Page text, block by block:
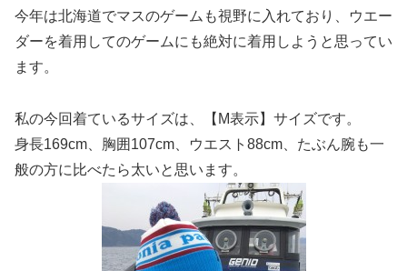
今年は北海道でマスのゲームも視野に入れており、ウエー
ダーを着用してのゲームにも絶対に着用しようと思ってい
ます。
私の今回着ているサイズは、【M表示】サイズです。
身長169cm、胸囲107cm、ウエスト88cm、たぶん腕も一
般の方に比べたら太いと思います。